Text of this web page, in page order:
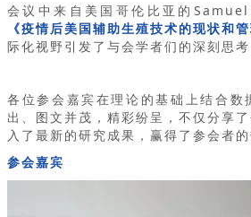
会议中来自美国哥伦比亚的
《疫情后美国辅助生殖技术的现状和管
际化视野引发了与会学者们的深刻思考
各位参会嘉宾在理论的基础上结合数
出、图文并茂，精彩纷呈，不仅分享
入了最新的研究成果，赢得了参会者的
参会嘉宾